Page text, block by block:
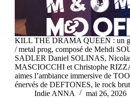
KILL THE DRAMA QUEEN : un
/ metal prog, composé de Mehdi
SADLER Daniel SOLINAS,
MASCIOCCHI et Christophe
aimes l’ambiance immersive de
énervés de DEFTONES, le rock
Indie ANNA
mai 26, 2026